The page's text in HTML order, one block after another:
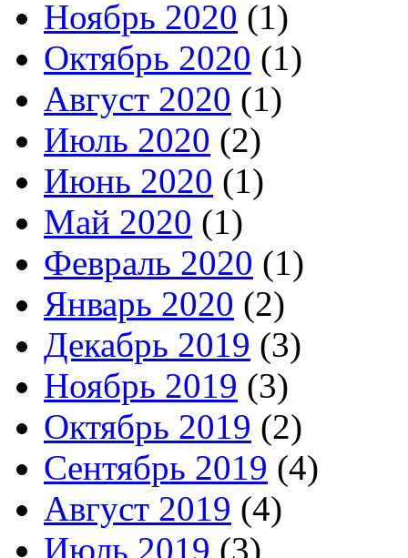
Ноябрь 2020 (1)
Октябрь 2020 (1)
Август 2020 (1)
Июль 2020 (2)
Июнь 2020 (1)
Май 2020 (1)
Февраль 2020 (1)
Январь 2020 (2)
Декабрь 2019 (3)
Ноябрь 2019 (3)
Октябрь 2019 (2)
Сентябрь 2019 (4)
Август 2019 (4)
Июль 2019 (3)